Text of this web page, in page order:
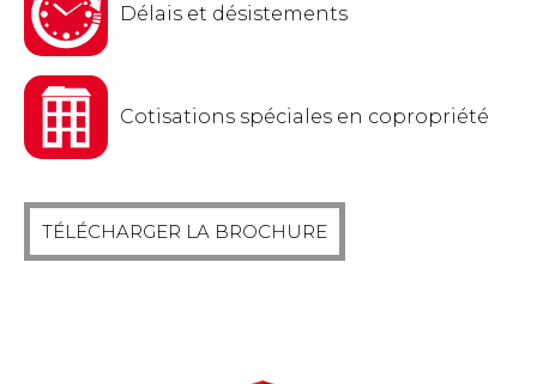
Délais et désistements
Cotisations spéciales en copropriété
TÉLÉCHARGER LA BROCHURE